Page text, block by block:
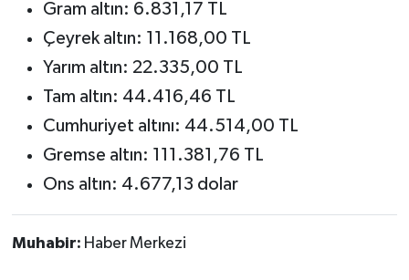
Gram altın: 6.831,17 TL
Çeyrek altın: 11.168,00 TL
Yarım altın: 22.335,00 TL
Tam altın: 44.416,46 TL
Cumhuriyet altını: 44.514,00 TL
Gremse altın: 111.381,76 TL
Ons altın: 4.677,13 dolar
Muhabir: Haber Merkezi